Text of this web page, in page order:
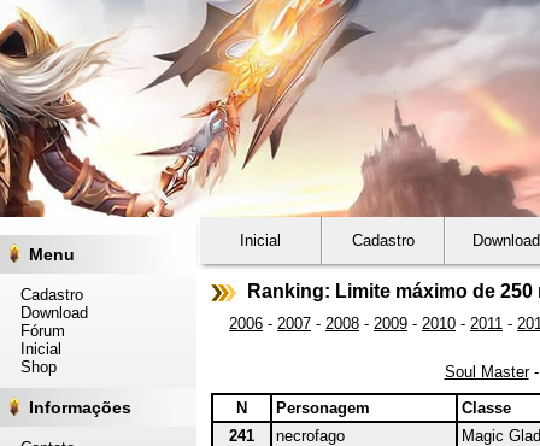
Menu
Cadastro
Download
Fórum
Inicial
Shop
Informações
Inicial Cadastro Download
Ranking: Limite máximo de 250
2006 - 2007 - 2008 - 2009 - 2010 - 2011 -
Soul Master
N
Personagem
Classe
241
necrofago
Magic